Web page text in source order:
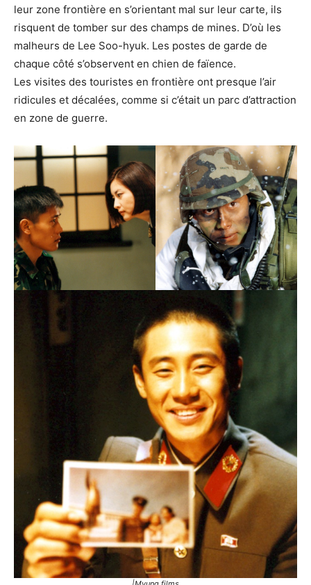
leur zone frontière en s’orientant mal sur leur carte, ils
risquent de tomber sur des champs de mines. D’où les
malheurs de Lee Soo-hyuk. Les postes de garde de
chaque côté s’observent en chien de faïence.
Les visites des touristes en frontière ont presque l’air
ridicules et décalées, comme si c’était un parc d’attraction
en zone de guerre.